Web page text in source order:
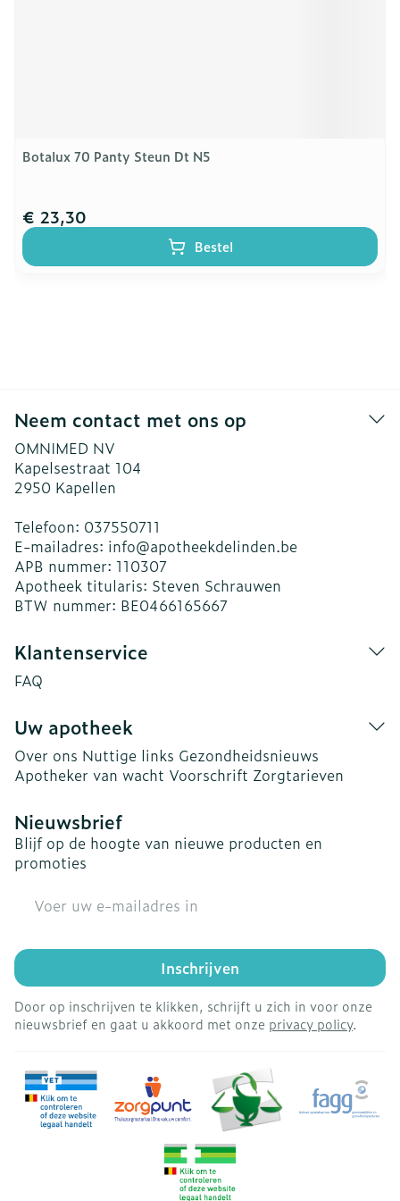
Botalux 70 Panty Steun Dt N5
€ 23,30
Bestel
Neem contact met ons op
OMNIMED NV
Kapelsestraat 104
2950 Kapellen
Telefoon: 037550711
E-mailadres: info@apotheekdelinden.be
APB nummer: 110307
Apotheek titularis: Steven Schrauwen
BTW nummer: BE0466165667
Klantenservice
FAQ
Uw apotheek
Over ons Nuttige links Gezondheidsnieuws
Apotheker van wacht Voorschrift Zorgtarieven
Nieuwsbrief
Blijf op de hoogte van nieuwe producten en
promoties
Inschrijven
Door op inschrijven te klikken, schrijft u zich in voor onze
nieuwsbrief en gaat u akkoord met onze privacy policy.